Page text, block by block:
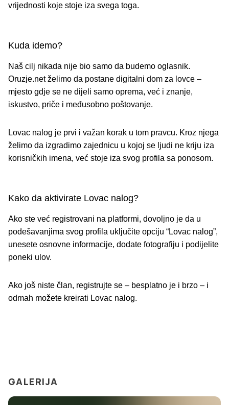
vrijednosti koje stoje iza svega toga.
Kuda idemo?
Naš cilj nikada nije bio samo da budemo oglasnik.
Oruzje.net želimo da postane digitalni dom za lovce –
mjesto gdje se ne dijeli samo oprema, već i znanje,
iskustvo, priče i međusobno poštovanje.
Lovac nalog je prvi i važan korak u tom pravcu. Kroz njega
želimo da izgradimo zajednicu u kojoj se ljudi ne kriju iza
korisničkih imena, već stoje iza svog profila sa ponosom.
Kako da aktivirate Lovac nalog?
Ako ste već registrovani na platformi, dovoljno je da u
podešavanjima svog profila uključite opciju “Lovac nalog”,
unesete osnovne informacije, dodate fotografiju i podijelite
poneki ulov.
Ako još niste član, registrujte se – besplatno je i brzo – i
odmah možete kreirati Lovac nalog.
GALERIJA